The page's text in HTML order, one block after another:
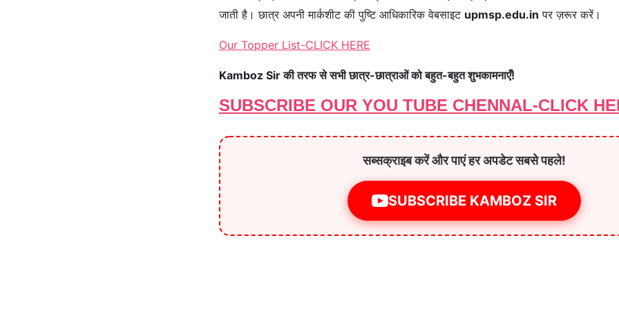
जाती है। छात्र अपनी मार्कशीट की पुष्टि आधिकारिक वेबसाइट upmsp.edu.in पर ज़रूर करें।
Our Topper List-CLICK HERE
Kamboz Sir की तरफ से सभी छात्र-छात्राओं को बहुत-बहुत शुभकामनाएँ!
SUBSCRIBE OUR YOU TUBE CHENNAL-CLICK
सब्सक्राइब करें और पाएं हर अपडेट सबसे पहले!
SUBSCRIBE KAMBOZ SIR